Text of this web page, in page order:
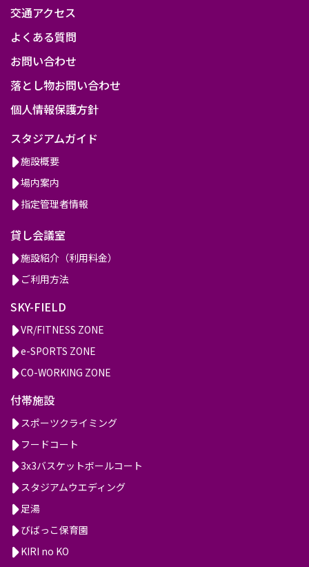
交通アクセス
よくある質問
お問い合わせ
落とし物お問い合わせ
個人情報保護方針
スタジアムガイド
施設概要
場内案内
指定管理者情報
貸し会議室
施設紹介（利用料金）
ご利用方法
SKY-FIELD
VR/FITNESS ZONE
e-SPORTS ZONE
CO-WORKING ZONE
付帯施設
スポーツクライミング
フードコート
3x3バスケットボールコート
スタジアムウエディング
足湯
びばっこ保育園
KIRI no KO